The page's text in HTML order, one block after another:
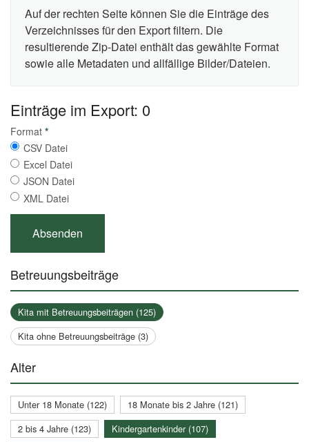
Auf der rechten Seite können Sie die Einträge des
Verzeichnisses für den Export filtern. Die
resultierende Zip-Datei enthält das gewählte Format
sowie alle Metadaten und allfällige Bilder/Dateien.
Einträge im Export: 0
Format *
CSV Datei
Excel Datei
JSON Datei
XML Datei
Betreuungsbeiträge
Kita mit Betreuungsbeiträgen (125)
Kita ohne Betreuungsbeiträge (3)
Alter
Unter 18 Monate (122)
18 Monate bis 2 Jahre (121)
2 bis 4 Jahre (123)
Kindergartenkinder (107)